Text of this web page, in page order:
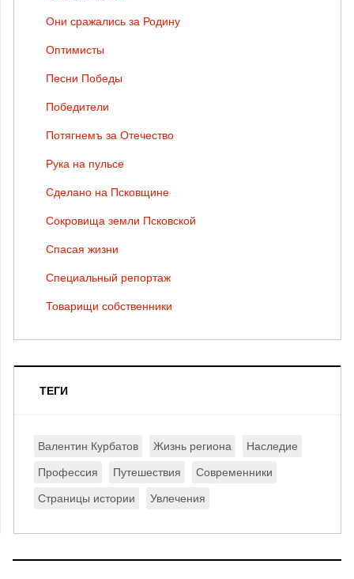
Они сражались за Родину
Оптимисты
Песни Победы
Победители
Потягнемъ за Отечество
Рука на пульсе
Сделано на Псковщине
Сокровища земли Псковской
Спасая жизни
Специальный репортаж
Товарищи собственники
ТЕГИ
Валентин Курбатов Жизнь региона Наследие
Профессия Путешествия Современники
Страницы истории Увлечения